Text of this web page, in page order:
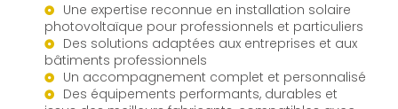
Une expertise reconnue en installation solaire
photovoltaïque pour professionnels et particuliers
Des solutions adaptées aux entreprises et aux
bâtiments professionnels
Un accompagnement complet et personnalisé
Des équipements performants, durables et